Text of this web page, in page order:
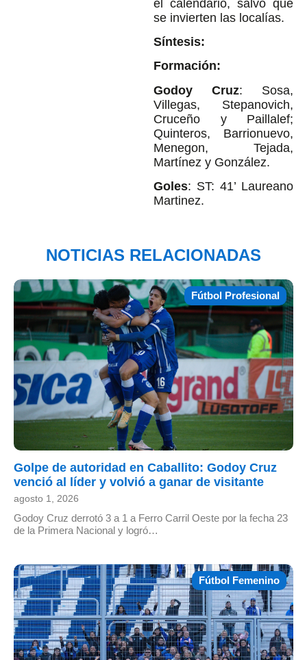
el calendario, salvo que
se invierten las localías.
Síntesis:
Formación:
Godoy Cruz: Sosa,
Villegas, Stepanovich,
Cruceño y Paillalef;
Quinteros, Barrionuevo,
Menegon, Tejada,
Martínez y González.
Goles: ST: 41’ Laureano
Martinez.
NOTICIAS RELACIONADAS
Fútbol Profesional
Golpe de autoridad en Caballito: Godoy Cruz
venció al líder y volvió a ganar de visitante
agosto 1, 2026
Godoy Cruz derrotó 3 a 1 a Ferro Carril Oeste por la fecha 23
de la Primera Nacional y logró…
Fútbol Femenino